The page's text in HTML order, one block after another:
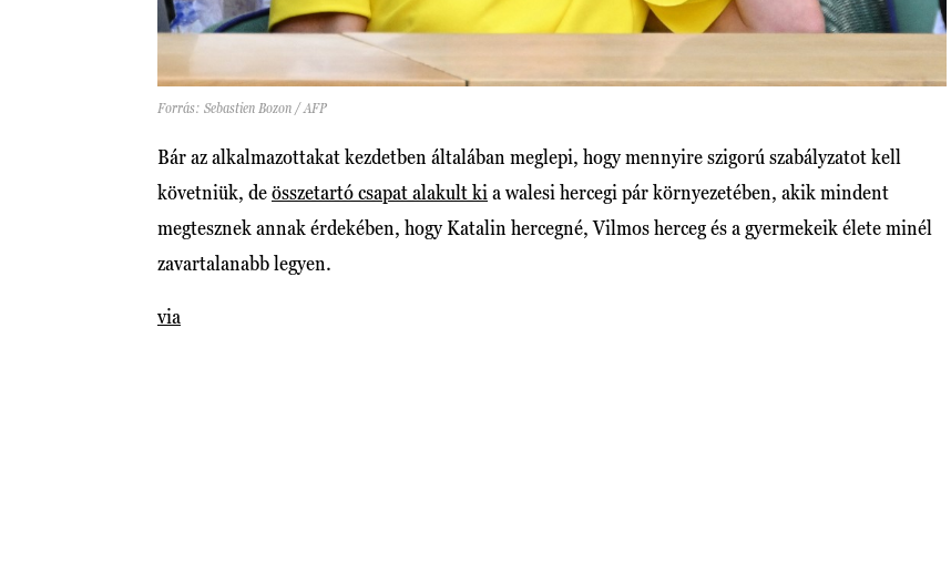
Forrás: Sebastien Bozon / AFP
Bár az alkalmazottakat kezdetben általában meglepi, hogy mennyire szigorú szabályzatot kell
követniük, deösszetartó csapat alakult ki a walesi hercegi pár környezetében, akik mindent
megtesznek annak érdekében, hogy Katalin hercegné, Vilmos herceg és a gyermekeik élete minél
zavartalanabb legyen.
via